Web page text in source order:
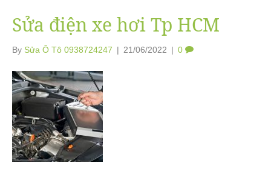
Sửa điện xe hơi Tp HCM
By Sửa Ô Tô 0938724247 | 21/06/2022 | 0